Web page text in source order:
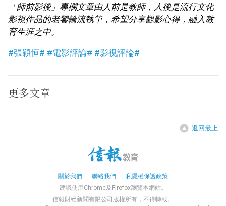
「師前影後」專欄文章由人前是教師，人後是流行文化
影視作品的老饕輪流執筆，希望分享觀影心得，融入教
育生涯之中。
#張穎恒# #電影評論# #影視評論#
更多文章
返回最上
關於我們 聯絡我們
私隱權保護政策
建議使用Chrome及Firefox瀏覽本網站。
信報財經新聞有限公司版權所有，不得轉載。